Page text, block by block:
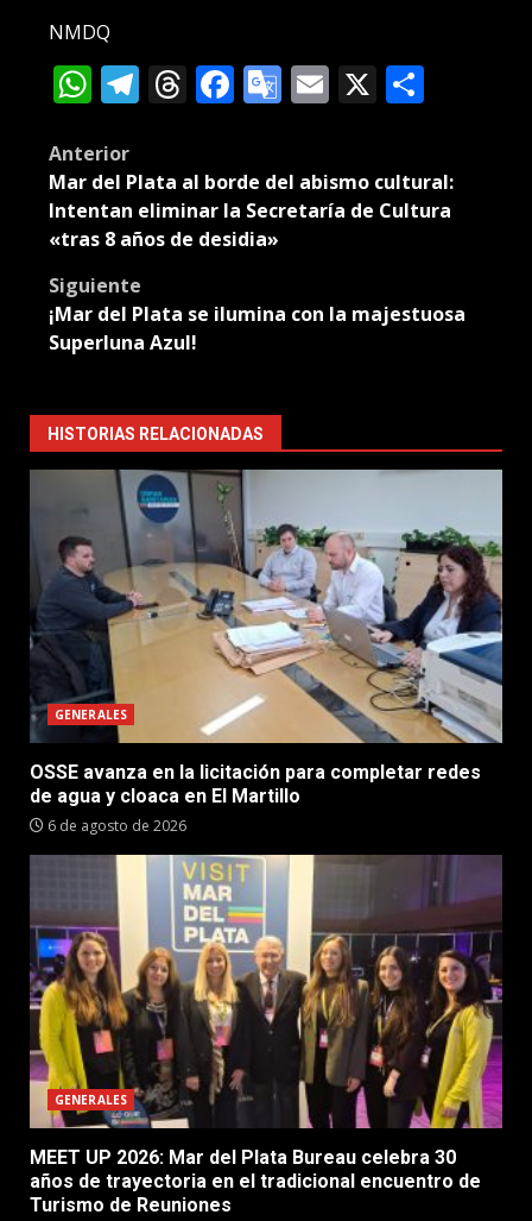
NMDQ
WhatsApp
Telegram
Threads
Facebook
Google
Translate
Email
X
Post
navigation
Anterior
Mar del Plata al borde del abismo cultural:
Intentan eliminar la Secretaría de Cultura
«tras 8 años de desidia»
Siguiente
¡Mar del Plata se ilumina con la majestuosa
Superluna Azul!
HISTORIAS RELACIONADAS
GENERALES
OSSE avanza en la licitación para completar redes
de agua y cloaca en El Martillo
6 de agosto de 2026
GENERALES
MEET UP 2026: Mar del Plata Bureau celebra 30
años de trayectoria en el tradicional encuentro de
Turismo de Reuniones